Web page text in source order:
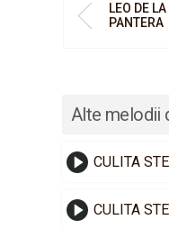
LEO DE
PANTERA
Alte melodii
CULITA